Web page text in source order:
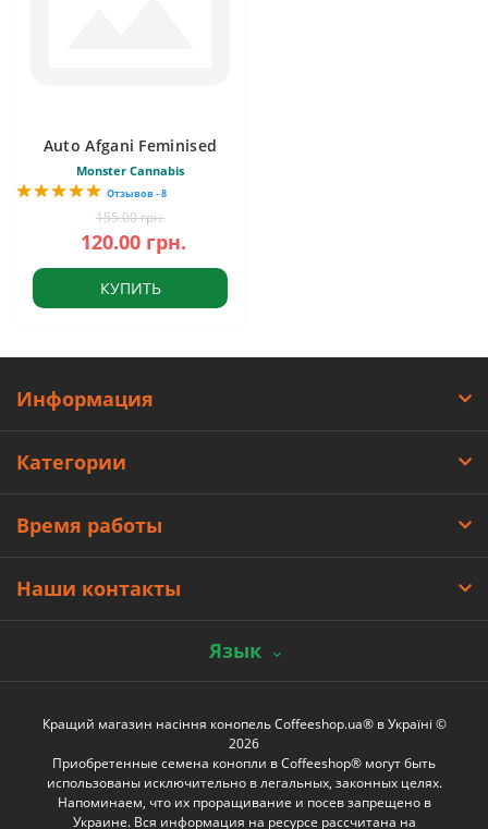
Auto Afgani Feminised
Monster Cannabis
Отзывов - 8
155.00 грн.
120.00 грн.
КУПИТЬ
Информация
Категории
Время работы
Наши контакты
Язык
Кращий магазин насіння конопель Coffeeshop.ua® в Україні ©
2026
Приобретенные семена конопли в Coffeeshop® могут быть
использованы исключительно в легальных, законных целях.
Напоминаем, что их проращивание и посев запрещено в
Украине. Вся информация на ресурсе рассчитана на